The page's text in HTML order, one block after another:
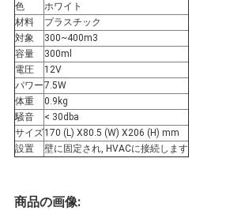
い
ニ
ュ
ー
色
ホワイト
材料
プラスチック
対象
300~400m3
容量
300ml
電圧
12V
パワー7.5W
体重
0.9kg
騒音
< 30dba
サイズ170 (L) X80.5 (W) X206 (H) mm
設置
壁に固定され, HVACに接続します
商品の画像: